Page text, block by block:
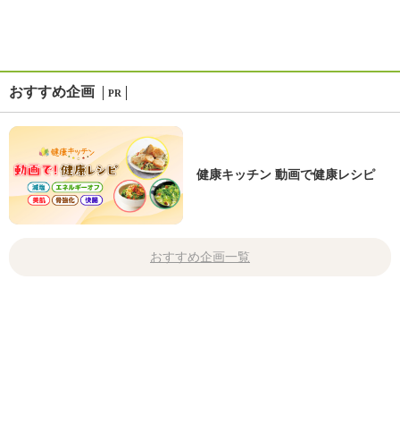
おすすめ企画 PR
健康キッチン 動画で健康レシピ
おすすめ企画一覧